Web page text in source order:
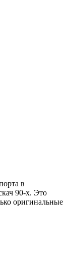
в
90-х. Это
оригинальные